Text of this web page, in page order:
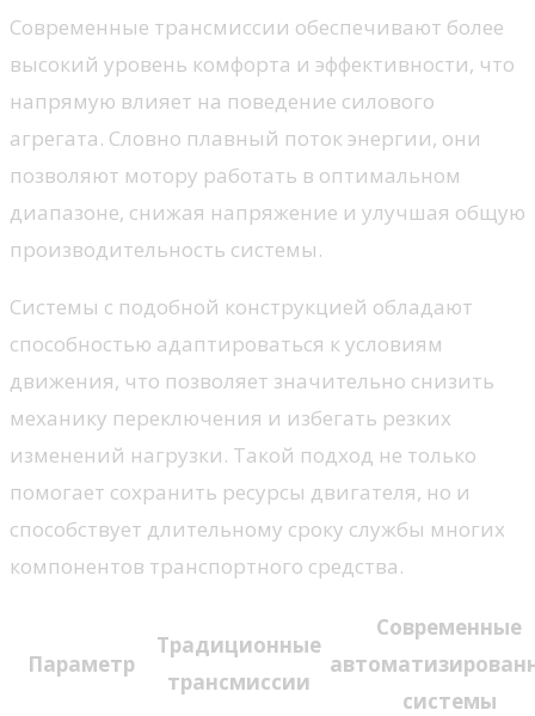
Современные трансмиссии обеспечивают более
высокий уровень комфорта и эффективности, что
напрямую влияет на поведение силового
агрегата. Словно плавный поток энергии, они
позволяют мотору работать в оптимальном
диапазоне, снижая напряжение и улучшая общую
производительность системы.
Системы с подобной конструкцией обладают
способностью адаптироваться к условиям
движения, что позволяет значительно снизить
механику переключения и избегать резких
изменений нагрузки. Такой подход не только
помогает сохранить ресурсы двигателя, но и
способствует длительному сроку службы многих
компонентов транспортного средства.
Параметр
Традиционные
трансмиссии
Современные
системы